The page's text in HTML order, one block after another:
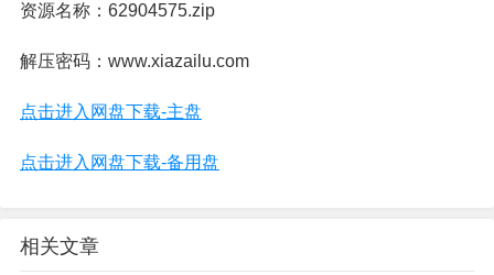
资源名称：62904575.zip
解压密码：www.xiazailu.com
点击进入网盘下载-主盘
点击进入网盘下载-备用盘
相关文章